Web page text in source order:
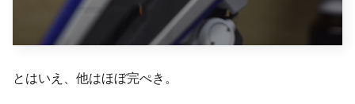
とはいえ、他はほぼ完ぺき。